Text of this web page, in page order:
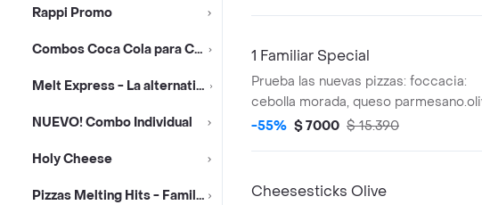
Rappi Promo
Combos Coca Cola para Compartir
Melt Express - La alternativa más rápida
NUEVO! Combo Individual
Holy Cheese
Pizzas Melting Hits - Familiar
1 Familiar Special
Prueba las nuevas pizzas: foccacia:
cebolla morada, queso
classic: aceitunas y tomate. italiana:
-55% $ 7000 $ 15.390
Cheesesticks Olive